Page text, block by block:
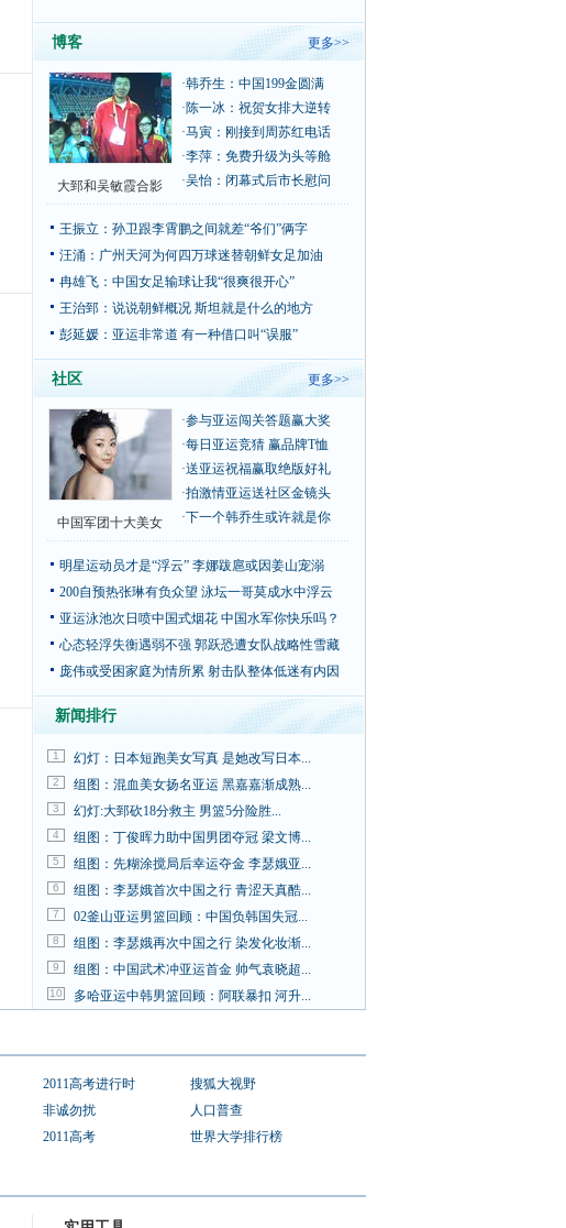
博客 更多>>
大郅和吴敏霞合影
·韩乔生：中国199金圆满
·陈一冰：祝贺女排大逆转
·马寅：刚接到周苏红电话
·李萍：免费升级为头等舱
·吴怡：闭幕式后市长慰问
王振立：孙卫跟李霄鹏之间就差“爷们”俩字
汪涌：广州天河为何四万球迷替朝鲜女足加油
冉雄飞：中国女足输球让我“很爽很开心”
王治郅：说说朝鲜概况 斯坦就是什么的地方
彭延媛：亚运非常道 有一种借口叫“误服”
社区 更多>>
中国军团十大美女
·参与亚运闯关答题赢大奖
·每日亚运竞猜 赢品牌T恤
·送亚运祝福赢取绝版好礼
·拍激情亚运送社区金镜头
·下一个韩乔生或许就是你
明星运动员才是“浮云” 李娜跋扈或因姜山宠溺
200自预热张琳有负众望 泳坛一哥莫成水中浮云
亚运泳池次日喷中国式烟花 中国水军你快乐吗？
心态轻浮失衡遇弱不强 郭跃恐遭女队战略性雪藏
庞伟或受困家庭为情所累 射击队整体低迷有内因
新闻排行
1 幻灯：日本短跑美女写真 是她改写日本...
2 组图：混血美女扬名亚运 黑嘉嘉渐成熟...
3 幻灯:大郅砍18分救主 男篮5分险胜...
4 组图：丁俊晖力助中国男团夺冠 梁文博...
5 组图：先糊涂搅局后幸运夺金 李瑟娥亚...
6 组图：李瑟娥首次中国之行 青涩天真酷...
7 02釜山亚运男篮回顾：中国负韩国失冠...
8 组图：李瑟娥再次中国之行 染发化妆渐...
9 组图：中国武术冲亚运首金 帅气袁晓超...
10 多哈亚运中韩男篮回顾：阿联暴扣 河升...
2011高考进行时
搜狐大视野
非诚勿扰
人口普查
2011高考 世界大学排行榜